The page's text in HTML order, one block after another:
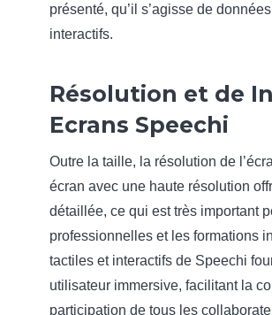
présenté, qu’il s’agisse de
interactifs.
Résolution et de
Ecrans Speechi
Outre la taille, la résolution de
écran avec une haute résolution
détaillée, ce qui est très important
professionnelles et les formations
tactiles et interactifs de Speechi
utilisateur immersive, facilitant la
participation de tous les